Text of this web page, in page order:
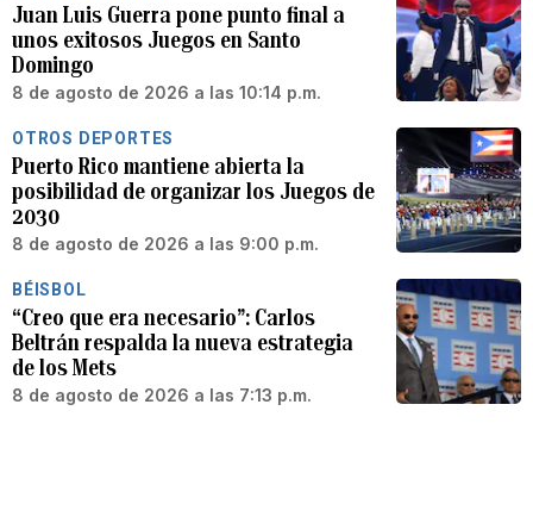
Juan Luis Guerra pone punto final a
unos exitosos Juegos en Santo
Domingo
8 de agosto de 2026 a las 10:14 p.m.
OTROS DEPORTES
Puerto Rico mantiene abierta la
posibilidad de organizar los Juegos de
2030
8 de agosto de 2026 a las 9:00 p.m.
BÉISBOL
“Creo que era necesario”: Carlos
Beltrán respalda la nueva estrategia
de los Mets
8 de agosto de 2026 a las 7:13 p.m.